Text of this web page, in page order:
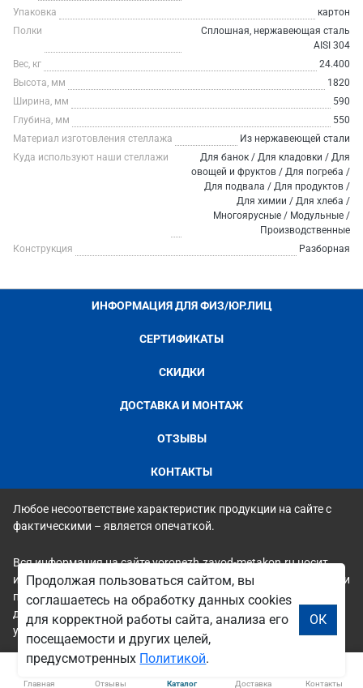
Упаковка
картон
Полки
Сплошная, нержавеющая сталь
AISI 304
Вес, кг
24.400
Высота, мм
1820
Ширина, мм
590
Глубина, мм
550
Материал изготовления стеллажа
Из нержавеющей стали
Куда используют наши стеллажи
Для банок / Для кладовки / Для
овощей и фруктов / Для погреба /
Для подвала / Для продуктов /
Для химии / Для хлеба /
Многоярусные / Модульные /
Производственные
Конструкция
Разборная
ИНФОРМАЦИЯ ДЛЯ ФИЗ/ЮР.ЛИЦ
СЕРТИФИКАТЫ
СКИДКИ
ДОСТАВКА И МОНТАЖ
ОТЗЫВЫ
КОНТАКТЫ
Любое несоответствие характеристик продукции на сайте с
фактическими – является опечаткой.
Вся информация на сайте voronezh.zavod-metakon.ru носит
исключительно ознакомительный и справочный характер и ни
при каких условиях не является публичной офертой. Всю
дополнительную информацию можно узнать по телефонам
указанным на сайте.
Главная Отзывы Каталог Доставка Контакты
Продолжая пользоваться сайтом, вы
соглашаетесь на обработку данных cookies
для корректной работы сайта, анализа его
посещаемости и других целей,
предусмотренных Политикой.
ОК